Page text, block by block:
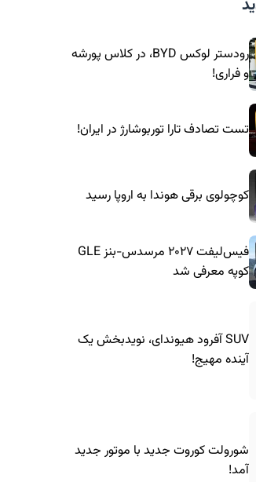
رودستر لوکس BYD، در کلاس پورشه
و فراری!
تست تصادف تارا توربوشارژ در ایران!
کوچولوی برقی هوندا به اروپا رسید
فیس‌لیفت ۲۰۲۷ مرسدس-بنز GLE
کوپه معرفی شد
SUV آفرود هیوندای، نویدبخش یک
آینده مهیج!
شورولت کوروت جدید با موتور جدید
آمد!